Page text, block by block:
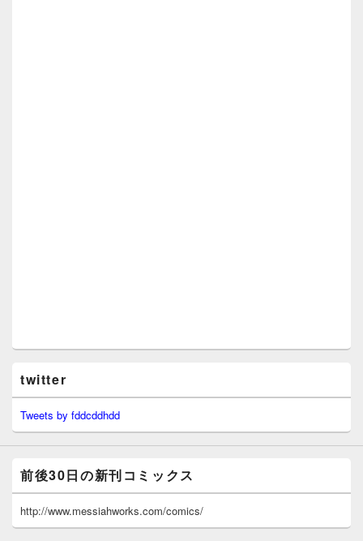
twitter
Tweets by fddcddhdd
前後30日の新刊コミックス
http://www.messiahworks.com/comics/